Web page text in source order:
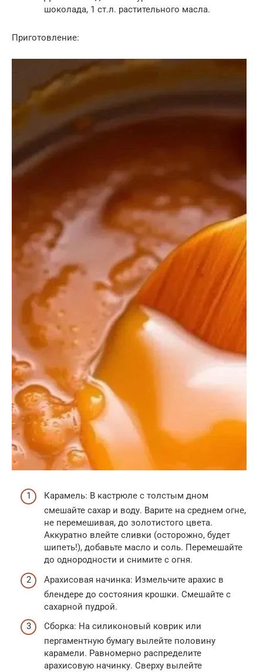
шоколада, 1 ст.л. растительного масла.
Приготовление:
Карамель: В кастрюле с толстым дном
смешайте сахар и воду. Варите на среднем огне,
не перемешивая, до золотистого цвета.
Аккуратно влейте сливки (осторожно, будет
шипеть!), добавьте масло и соль. Перемешайте
до однородности и снимите с огня.
Арахисовая начинка: Измельчите арахис в
блендере до состояния крошки. Смешайте с
сахарной пудрой.
Сборка: На силиконовый коврик или
пергаментную бумагу вылейте половину
карамели. Равномерно распределите
арахисовую начинку. Сверху вылейте